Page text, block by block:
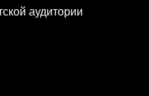
аудитории